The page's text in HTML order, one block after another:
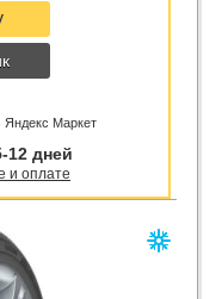
Яндекс Маркет
12 дней
и оплате